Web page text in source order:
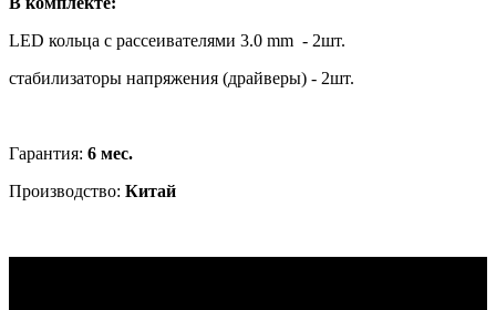
LED кольца с рассеивателями 3.0 mm - 2шт.
стабилизаторы напряжения (драйверы) - 2шт.
Гарантия: 6 мес.
Производство: Китай